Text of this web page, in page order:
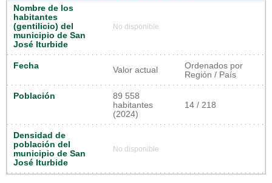
Nombre de los
habitantes
(gentilicio) del
municipio de San
José Iturbide
No disponible
Fecha Valor actual
Ordenados por
Región / País
Población
89 558
habitantes
(2024)
14 / 218
Densidad de
población del
municipio de San
José Iturbide
No disponible